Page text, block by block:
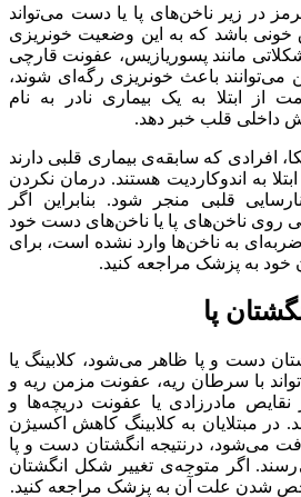
در زیر ناخن‌های پا یا دست می‌تواند
باشد که به این وضعیت خونریزی
مانند پسوریازیس، عفونت قارچی
می‌توانند باعث خونریزی رگه‌ای شوند،
از ابتلا به یک بیماری نادر به نام
داخلی قلب خبر دهد.
افرادی که سابقه‌ی بیماری قلبی دارند
به اندوکاردیت هستند. درمان نکردن
قلبی منجر شود. بنابراین اگر
روی ناخن‌های پا یا ناخن‌های دست خود
به ناخن‌ها وارد نشده است، برای
به پزشک مراجعه کنید.
دست و پا ظاهر می‌شود، کلابینگ یا
با سرطان ریه، عفونت مزمن ریه و
نقایص مادرزادی یا عفونت دریچه‌ها و
مبتلایان به کلابینگ کاهش اکسیژن
می‌شود، درنتیجه انگشتان دست و پا
اگر متوجه‌ی تغییر شکل انگشتان
شدن علت آن به پزشک مراجعه کنید.